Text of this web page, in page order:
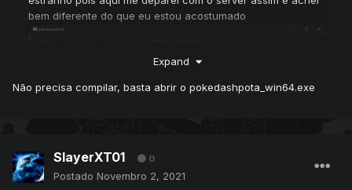
bem diferente do que eu estou acostumado
Expand
Não precisa compilar, basta abrir o pokedashpota_win64.exe
SlayerXT01 0
Postado Novembro 2, 2021